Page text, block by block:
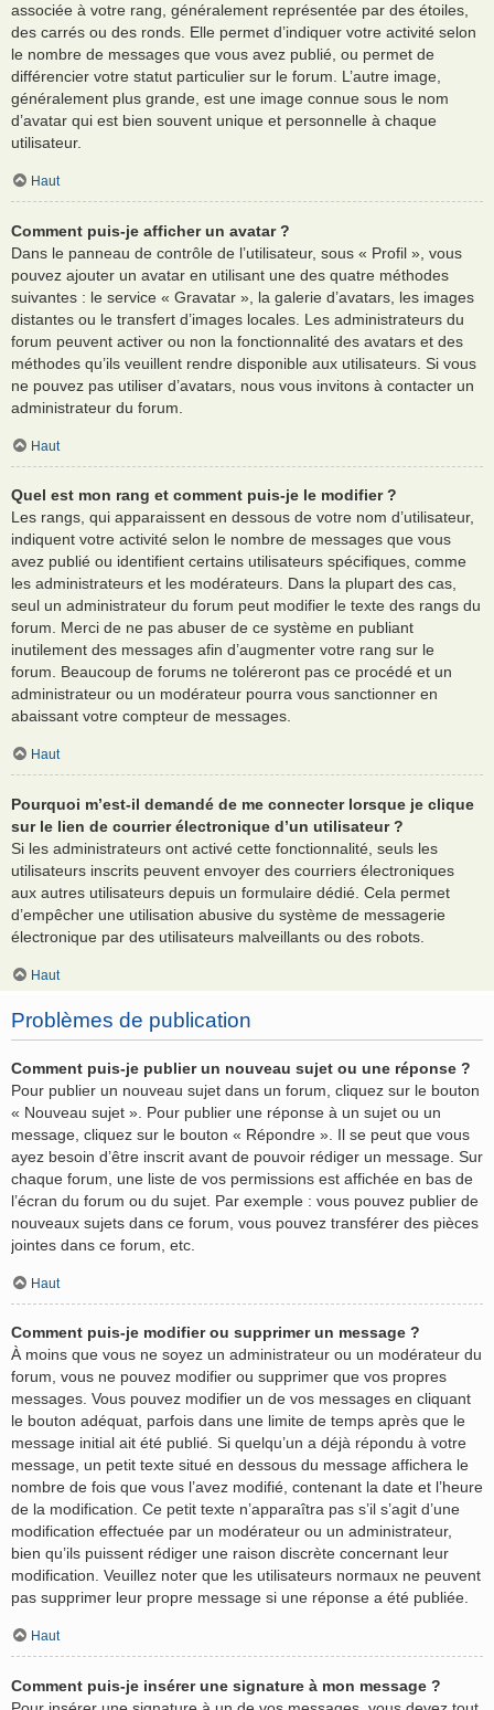
associée à votre rang, généralement représentée par des étoiles,
des carrés ou des ronds. Elle permet d’indiquer votre activité selon
le nombre de messages que vous avez publié, ou permet de
différencier votre statut particulier sur le forum. L’autre image,
généralement plus grande, est une image connue sous le nom
d’avatar qui est bien souvent unique et personnelle à chaque
utilisateur.
Haut
Comment puis-je afficher un avatar ?
Dans le panneau de contrôle de l’utilisateur, sous « Profil », vous
pouvez ajouter un avatar en utilisant une des quatre méthodes
suivantes : le service « Gravatar », la galerie d’avatars, les images
distantes ou le transfert d’images locales. Les administrateurs du
forum peuvent activer ou non la fonctionnalité des avatars et des
méthodes qu’ils veuillent rendre disponible aux utilisateurs. Si vous
ne pouvez pas utiliser d’avatars, nous vous invitons à contacter un
administrateur du forum.
Haut
Quel est mon rang et comment puis-je le modifier ?
Les rangs, qui apparaissent en dessous de votre nom d’utilisateur,
indiquent votre activité selon le nombre de messages que vous
avez publié ou identifient certains utilisateurs spécifiques, comme
les administrateurs et les modérateurs. Dans la plupart des cas,
seul un administrateur du forum peut modifier le texte des rangs du
forum. Merci de ne pas abuser de ce système en publiant
inutilement des messages afin d’augmenter votre rang sur le
forum. Beaucoup de forums ne toléreront pas ce procédé et un
administrateur ou un modérateur pourra vous sanctionner en
abaissant votre compteur de messages.
Haut
Pourquoi m’est-il demandé de me connecter lorsque je clique
sur le lien de courrier électronique d’un utilisateur ?
Si les administrateurs ont activé cette fonctionnalité, seuls les
utilisateurs inscrits peuvent envoyer des courriers électroniques
aux autres utilisateurs depuis un formulaire dédié. Cela permet
d’empêcher une utilisation abusive du système de messagerie
électronique par des utilisateurs malveillants ou des robots.
Haut
Problèmes de publication
Comment puis-je publier un nouveau sujet ou une réponse ?
Pour publier un nouveau sujet dans un forum, cliquez sur le bouton
« Nouveau sujet ». Pour publier une réponse à un sujet ou un
message, cliquez sur le bouton « Répondre ». Il se peut que vous
ayez besoin d’être inscrit avant de pouvoir rédiger un message. Sur
chaque forum, une liste de vos permissions est affichée en bas de
l’écran du forum ou du sujet. Par exemple : vous pouvez publier de
nouveaux sujets dans ce forum, vous pouvez transférer des pièces
jointes dans ce forum, etc.
Haut
Comment puis-je modifier ou supprimer un message ?
À moins que vous ne soyez un administrateur ou un modérateur du
forum, vous ne pouvez modifier ou supprimer que vos propres
messages. Vous pouvez modifier un de vos messages en cliquant
le bouton adéquat, parfois dans une limite de temps après que le
message initial ait été publié. Si quelqu’un a déjà répondu à votre
message, un petit texte situé en dessous du message affichera le
nombre de fois que vous l’avez modifié, contenant la date et l’heure
de la modification. Ce petit texte n’apparaîtra pas s’il s’agit d’une
modification effectuée par un modérateur ou un administrateur,
bien qu’ils puissent rédiger une raison discrète concernant leur
modification. Veuillez noter que les utilisateurs normaux ne peuvent
pas supprimer leur propre message si une réponse a été publiée.
Haut
Comment puis-je insérer une signature à mon message ?